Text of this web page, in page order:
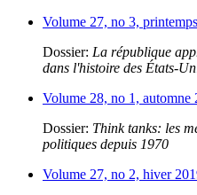
Volume 27, no 3,
Dossier: La république
dans l'histoire des États-
Volume 28, no 1, automne
Dossier: Think tanks: les
politiques depuis 1970
Volume 27, no 2, hiver